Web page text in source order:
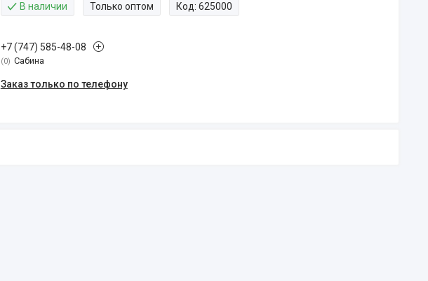
В наличии Только оптом Код: 625000
+7 (747) 585-48-08
0 Сабина
Заказ только по телефону